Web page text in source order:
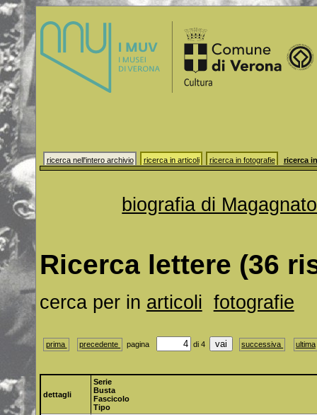
ricerca nell'intero archivio ricerca in articoli ricerca in fotografie ricerca
biografia di Magagnato
Ricerca lettere (36
cerca per in articoli fotografie
prima precedente pagina di 4 successiva ultima
dettagli
Serie
Busta
Fascicolo
Tipo